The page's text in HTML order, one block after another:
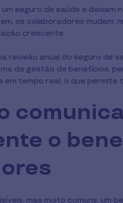
seguro de saúde e
os colaboradores mudam,
crescente.
revisão anual do seguro de
de gestão de benefícios,
tempo real, o que permite
o
mas muito comuns: um